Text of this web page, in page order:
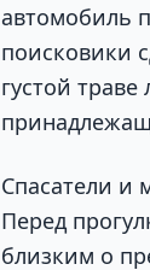
автомобиль
поисковики
густой
Спасатели и
Перед
близким о